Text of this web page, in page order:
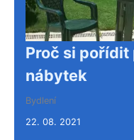
Proč si
nábytek
Bydlení
22. 08. 2021